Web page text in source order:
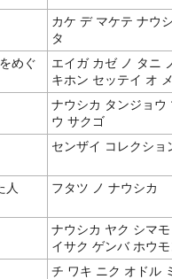
カケ デ マケテ ナウ
タ
めぐ
エイガ カゼ ノ タニ
キホン セッテイ オ
ナウシカ タンジョウ
ウ サクゴ
センザイ コレクショ
人 フタツ ノ ナウシカ
ナウシカ ヤク シマ
イサク ゲンバ ホウ
チ ワキ ニク オドル